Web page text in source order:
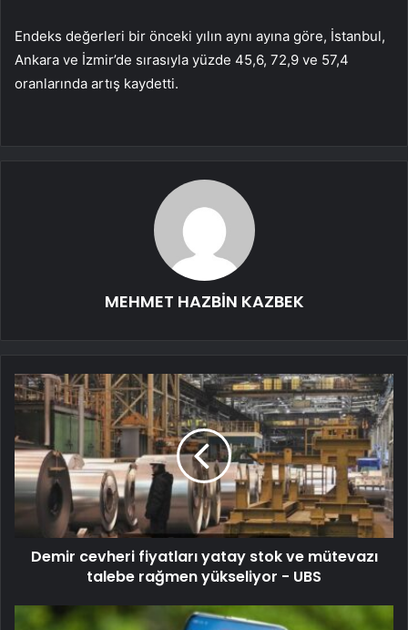
Endeks değerleri bir önceki yılın aynı ayına göre, İstanbul,
Ankara ve İzmir’de sırasıyla yüzde 45,6, 72,9 ve 57,4
oranlarında artış kaydetti.
MEHMET HAZBİN KAZBEK
Demir cevheri fiyatları yatay stok ve mütevazı
talebe rağmen yükseliyor - UBS